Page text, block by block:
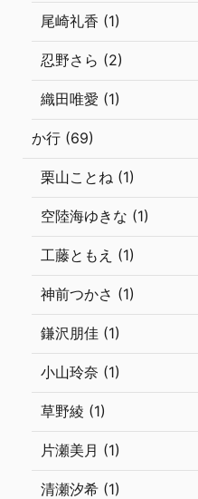
尾崎礼香 (1)
忍野さら (2)
織田唯愛 (1)
か行 (69)
栗山ことね (1)
空陸海ゆきな (1)
工藤ともえ (1)
神前つかさ (1)
鎌沢朋佳 (1)
小山玲奈 (1)
草野綾 (1)
片瀬美月 (1)
清瀬汐希 (1)